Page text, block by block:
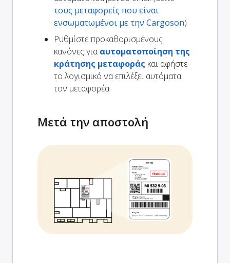
τους μεταφορείς που είναι
ενσωματωμένοι με την Cargoson)
Ρυθμίστε προκαθορισμένους
κανόνες γιααυτοματοποίηση της
κράτησης μεταφοράς και αφήστε
το λογισμικό να επιλέξει αυτόματα
τον μεταφορέα
Μετά την αποστολή